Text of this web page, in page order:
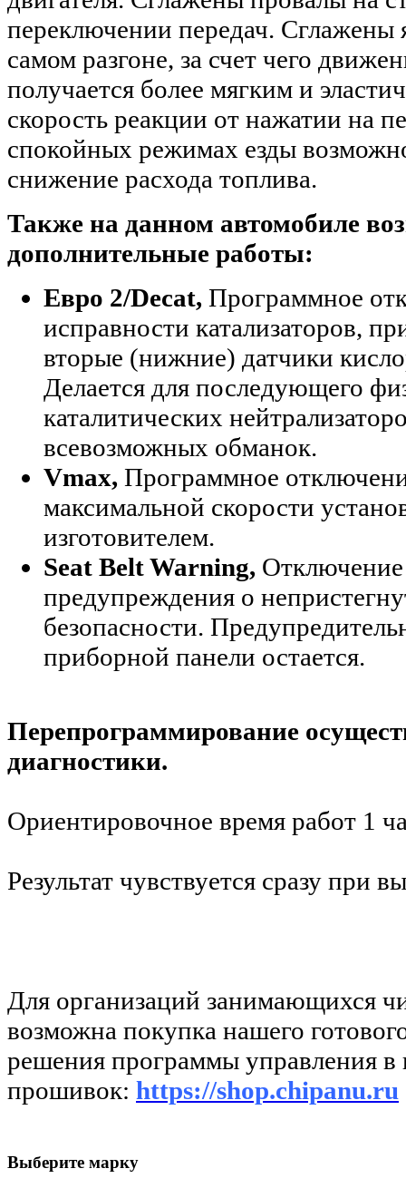
переключении передач.
самом разгоне, за счет чего
получается более мягким и
скорость реакции от нажатии на
спокойных режимах езды
снижение расхода топлива.
Также на данном автомобиле
дополнительные работы:
Евро 2/Decat, Программное
исправности катализаторов,
вторые (нижние) датчики
Делается для последующего
каталитических
всевозможных обманок.
Vmax, Программное
максимальной скорости
изготовителем.
Seat Belt Warning, Отключение
предупреждения о
безопасности.
приборной панели остается.
Перепрограммирование
диагностики.
Ориентировочное время работ 1
Результат чувствуется сразу при
Для организаций занимающихся
возможна покупка нашего
решения программы управления в
прошивок: https://shop.chipanu.ru
Выберите марку